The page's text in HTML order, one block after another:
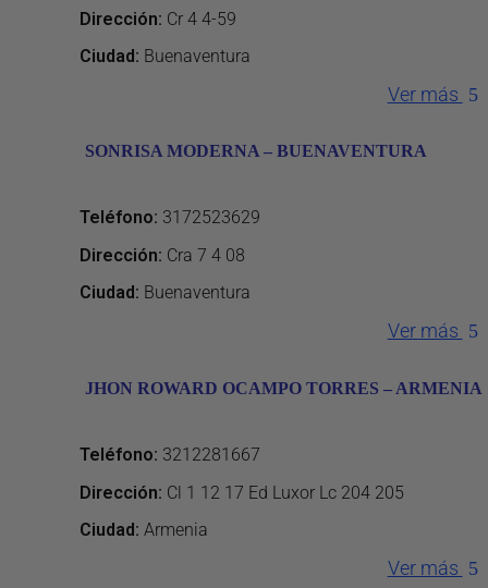
Dirección: Cr 4 4-59
Ciudad: Buenaventura
Ver más
SONRISA MODERNA – BUENAVENTURA
Teléfono: 3172523629
Dirección: Cra 7 4 08
Ciudad: Buenaventura
Ver más
JHON ROWARD OCAMPO TORRES – ARMENIA
Teléfono: 3212281667
Dirección: Cl 1 12 17 Ed Luxor Lc 204 205
Ciudad: Armenia
Ver más